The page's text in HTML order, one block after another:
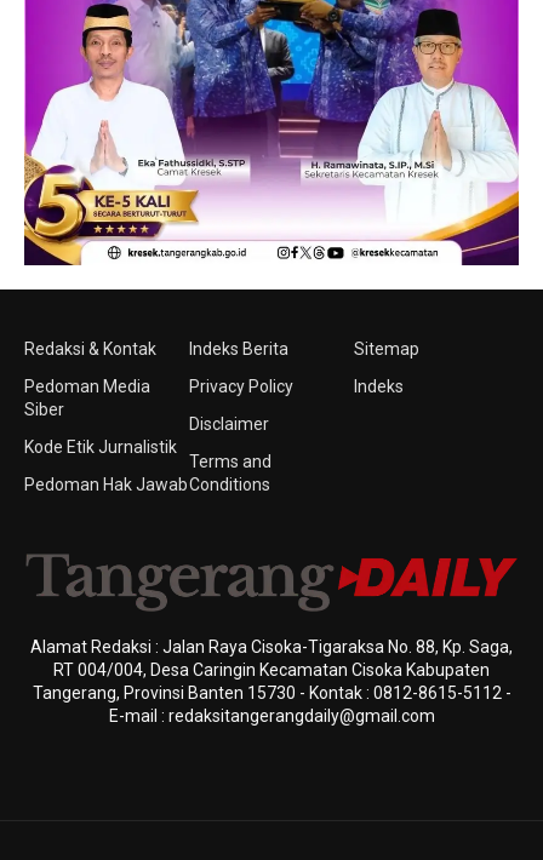
Redaksi & Kontak
Pedoman Media
Siber
Kode Etik Jurnalistik
Pedoman Hak Jawab
Indeks Berita
Privacy Policy
Disclaimer
Terms and
Conditions
Sitemap
Indeks
Alamat Redaksi : Jalan Raya Cisoka-Tigaraksa No. 88, Kp. Saga,
RT 004/004, Desa Caringin Kecamatan Cisoka Kabupaten
Tangerang, Provinsi Banten 15730 - Kontak : 0812-8615-5112 -
E-mail : redaksitangerangdaily@gmail.com